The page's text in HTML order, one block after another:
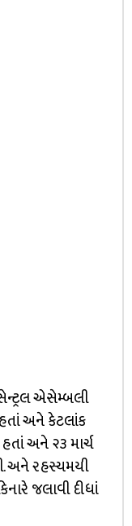
એસેમ્બલી
અને કેટલાંક
અને ૨૩ માર્ચ
અને રહસ્યમયી
જલાવી દીધાં